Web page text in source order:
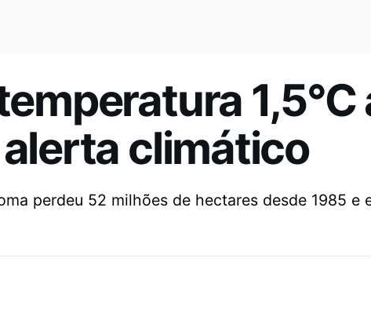
1,5°C
climático
perdeu 52 milhões de hectares desde 1985 e